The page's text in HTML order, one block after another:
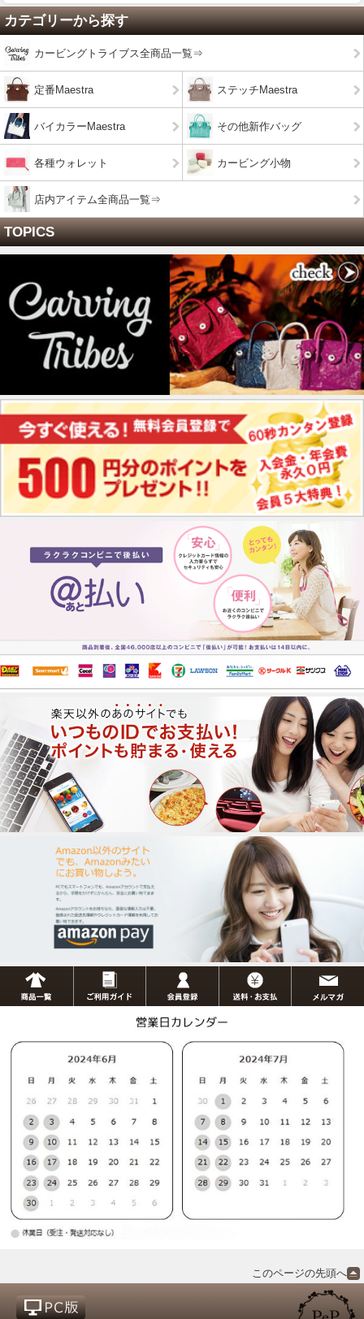
カテゴリーから探す
カービングトライブス全商品一覧⇒
定番Maestra ステッチMaestra
バイカラーMaestra その他新作バッグ
各種ウォレット カービング小物
店内アイテム全商品一覧⇒
TOPICS
このページの先頭へ